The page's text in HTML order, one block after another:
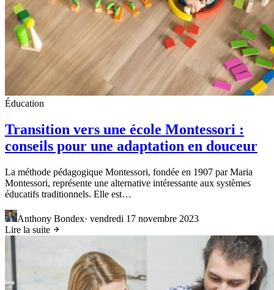
Éducation
Transition vers une école Montessori :
conseils pour une adaptation en douceur
La méthode pédagogique Montessori, fondée en 1907 par Maria
Montessori, représente une alternative intéressante aux systèmes
éducatifs traditionnels. Elle est…
Anthony Bondex· vendredi 17 novembre 2023
Lire la suite